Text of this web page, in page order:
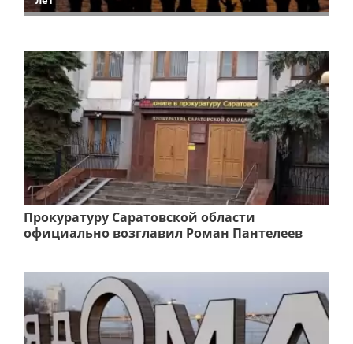
Прокуратуру Саратовской области
официально возглавил Роман Пантелеев